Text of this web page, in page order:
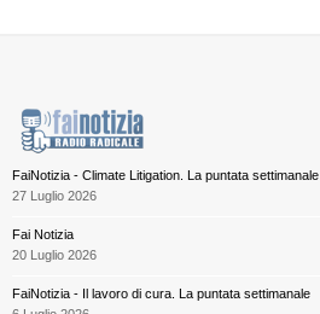
FaiNotizia - Climate Litigation. La puntata settimanale
27 Luglio 2026
Fai Notizia
20 Luglio 2026
FaiNotizia - Il lavoro di cura. La puntata settimanale